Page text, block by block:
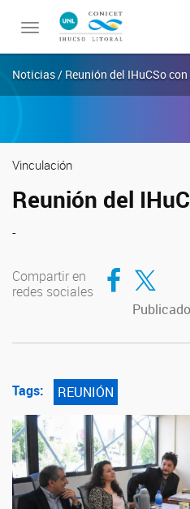
Toggle
Noticias / Reunión del IHuCSo con
Vinculación
Reunión del
-
Compartir en
redes sociales
Compartir en
Compartir en
Tags: REUNIÓN